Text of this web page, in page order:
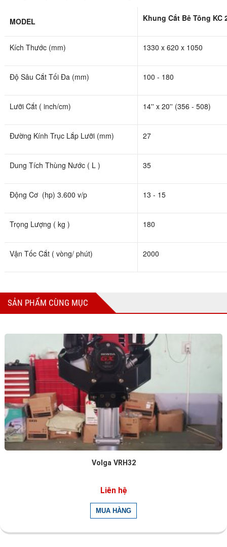
MODEL Khung Cắt Bê Tông KC
Kích Thước (mm) 1330 x 620 x 1050
Độ Sâu Cắt Tối Đa (mm) 100 - 180
Lưỡi Cắt ( inch/cm) 14'' x 20'' (356 - 508)
Đường Kính Trục Lắp Lưỡi (mm) 27
Dung Tích Thùng Nước ( L ) 35
Động Cơ (hp) 3.600 v/p 13 - 15
Trọng Lượng ( kg ) 180
Vận Tốc Cắt ( vòng/ phút) 2000
SẢN PHẨM CÙNG MỤC
Volga VRH32
Liên hệ